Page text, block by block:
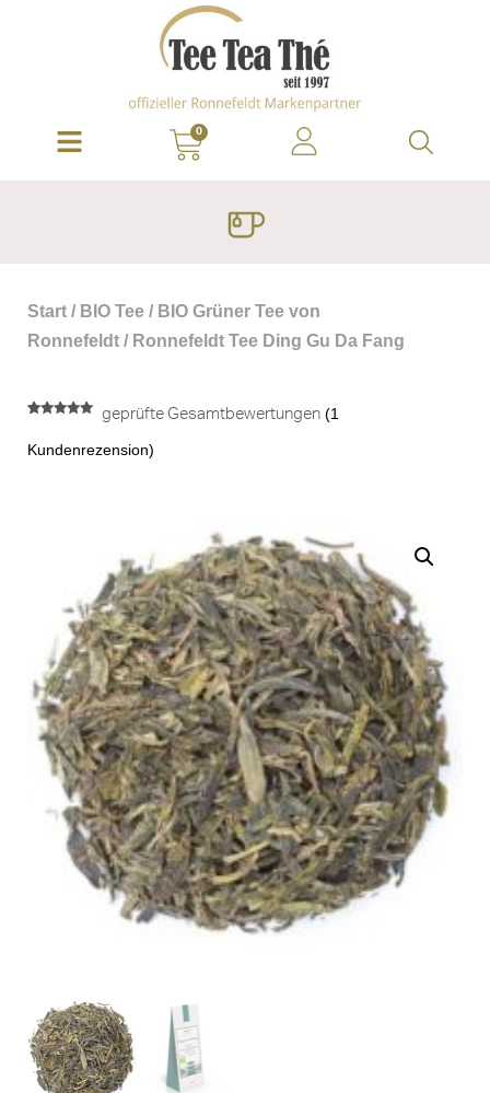
0
Start / BIO Tee / BIO Grüner Tee von
Ronnefeldt / Ronnefeldt Tee Ding Gu Da Fang
basierend
geprüfte Gesamtbewertungen (1
Kundenrezension)